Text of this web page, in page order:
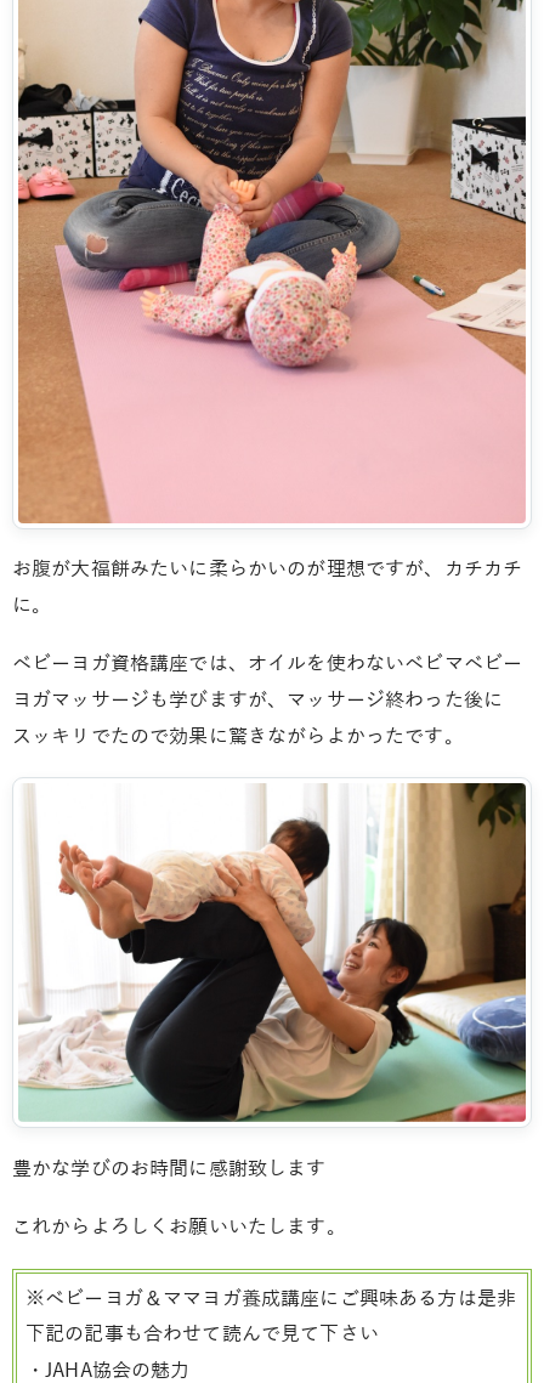
お腹が大福餅みたいに柔らかいのが理想ですが、カチカチ
に。
ベビーヨガ資格講座では、オイルを使わないベビマベビー
ヨガマッサージも学びますが、マッサージ終わった後に
スッキリでたので効果に驚きながらよかったです。
豊かな学びのお時間に感謝致します
これからよろしくお願いいたします。
※ベビーヨガ＆ママヨガ養成講座にご興味ある方は是非
下記の記事も合わせて読んで見て下さい
・JAHA協会の魅力